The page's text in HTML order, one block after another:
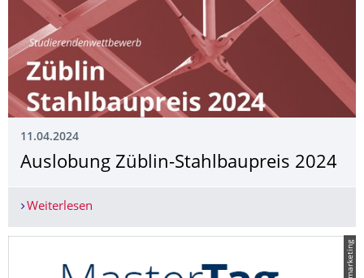
11.04.2024
Auslobung Züblin-Stahlbaupreis 2024
Weiterlesen